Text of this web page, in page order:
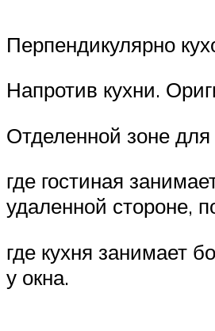
Перпендикулярно
Напротив кухни.
Отделенной зоне для
где гостиная
удаленной стороне,
где кухня занимает
у окна.